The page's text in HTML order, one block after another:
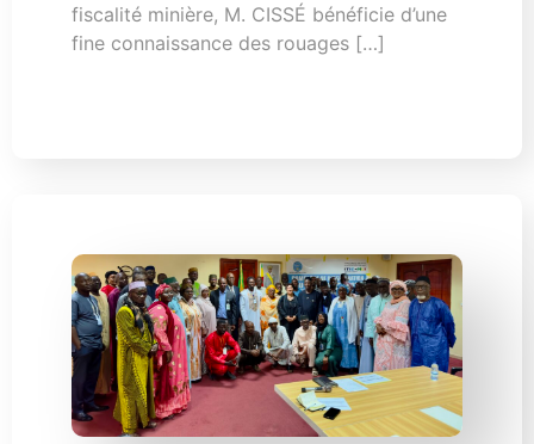
fiscalité minière, M. CISSÉ bénéficie d’une
fine connaissance des rouages […]